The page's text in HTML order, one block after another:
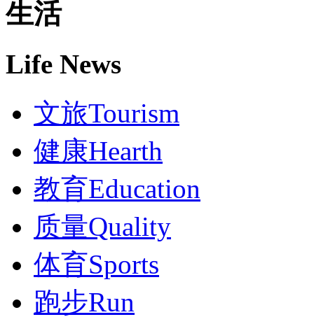
生活
Life News
文旅Tourism
健康Hearth
教育Education
质量Quality
体育Sports
跑步Run